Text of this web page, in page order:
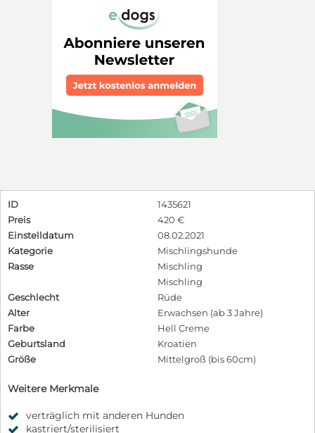
ID
1435621
Preis
420 €
Einstelldatum
08.02.2021
Kategorie
Mischlingshunde
Rasse
Mischling
Mischling
Geschlecht
Rüde
Alter
Erwachsen (ab 3 Jahre)
Farbe
Hell Creme
Geburtsland
Kroatien
Größe
Mittelgroß (bis 60cm)
Weitere Merkmale
verträglich mit anderen Hunden
kastriert/sterilisiert